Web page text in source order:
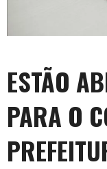
ESTÃO
PARA O